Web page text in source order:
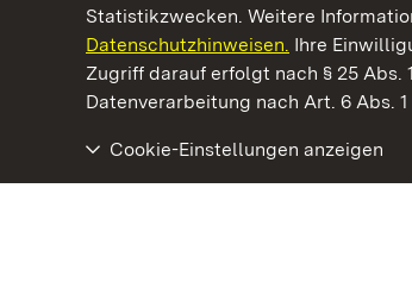
Statistikzwecken. Weitere
Datenschutzhinweisen. Ihre
Zugriff darauf erfolgt nach § 25 Abs.
Datenverarbeitung nach Art. 6 Abs. 1
Cookie-Einstellungen anzeigen
Kommen. Staunen. Genießen.